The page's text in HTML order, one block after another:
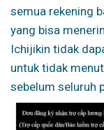
semua rekening
yang bisa
Ichijikin tidak
untuk tidak
sebelum seluruh